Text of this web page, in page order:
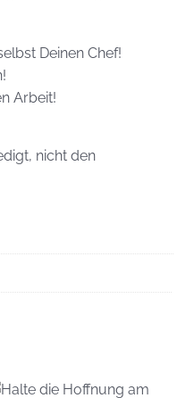
Deinen Chef!
Arbeit!
nicht den